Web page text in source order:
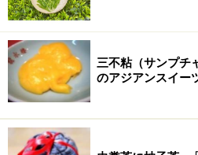
三不粘（サンプチ
のアジアンスイー